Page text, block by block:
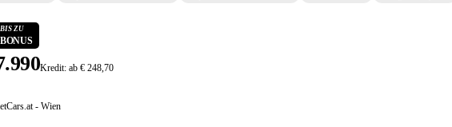
ZU
Kredit: ab € 248,70
- Wien